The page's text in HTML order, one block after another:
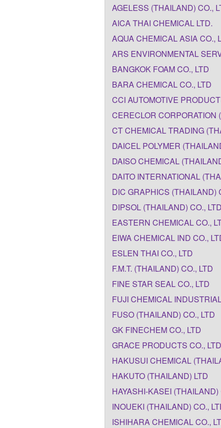
AGELESS (THAILAND) CO.,
AICA THAI CHEMICAL LTD.
AQUA CHEMICAL ASIA CO.,
ARS ENVIRONMENTAL
BANGKOK FOAM CO., LTD
BARA CHEMICAL CO., LTD
CCI AUTOMOTIVE
CERECLOR CORPORATION
CT CHEMICAL TRADING
DAICEL POLYMER
DAISO CHEMICAL
DAITO INTERNATIONAL
DIC GRAPHICS (THAILAND)
DIPSOL (THAILAND) CO.,
EASTERN CHEMICAL CO.,
EIWA CHEMICAL IND CO.,
ESLEN THAI CO., LTD
F.M.T. (THAILAND) CO., LTD
FINE STAR SEAL CO., LTD
FUJI CHEMICAL
FUSO (THAILAND) CO., LTD
GK FINECHEM CO., LTD
GRACE PRODUCTS CO.,
HAKUSUI CHEMICAL
HAKUTO (THAILAND) LTD
HAYASHI-KASEI (THAILAND)
INOUEKI (THAILAND) CO.,
ISHIHARA CHEMICAL CO.,